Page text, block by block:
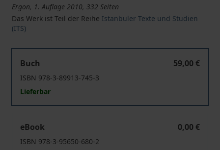
Ergon, 1. Auflage 2010, 332 Seiten
Das Werk ist Teil der Reihe Istanbuler Texte und Studien
(ITS)
Buch
59,00 €
ISBN 978-3-89913-745-3
Lieferbar
eBook
0,00 €
ISBN 978-3-95650-680-2